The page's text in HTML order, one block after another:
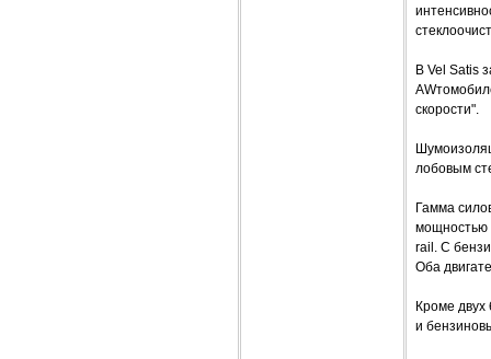
В Vel Satis
скорости".
лобовым
Гамма
мощностью
rail. С
Оба
Кроме двух
и